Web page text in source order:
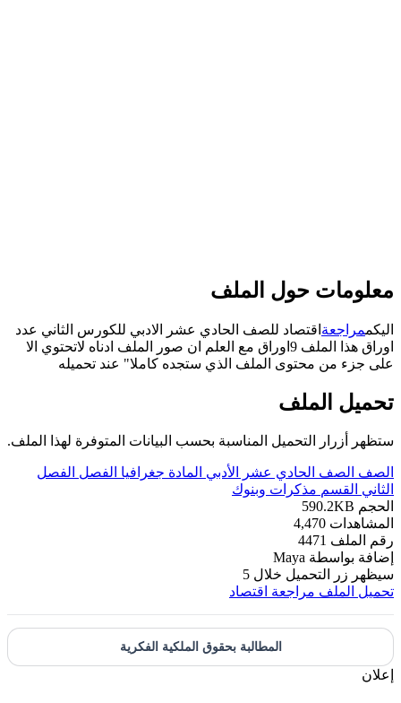
معلومات حول الملف
اليكممراجعةاقتصاد للصف الحادي عشر الادبي للكورس الثاني عدد
اوراق هذا الملف 9اوراق مع العلم ان صور الملف ادناه لاتحتوي الا
على جزء من محتوى الملف الذي ستجده كاملا" عند تحميله
تحميل الملف
ستظهر أزرار التحميل المناسبة بحسب البيانات المتوفرة لهذا الملف.
الصف الصف الحادي عشر الأدبي المادة جغرافيا الفصل
الفصل
الثاني
القسم مذكرات وبنوك
الحجم 590.2KB
المشاهدات 4,470
رقم الملف 4471
إضافة بواسطة Maya
سيظهر زر التحميل خلال 5
تحميل الملف مراجعة اقتصاد
المطالبة بحقوق الملكية الفكرية
إعلان